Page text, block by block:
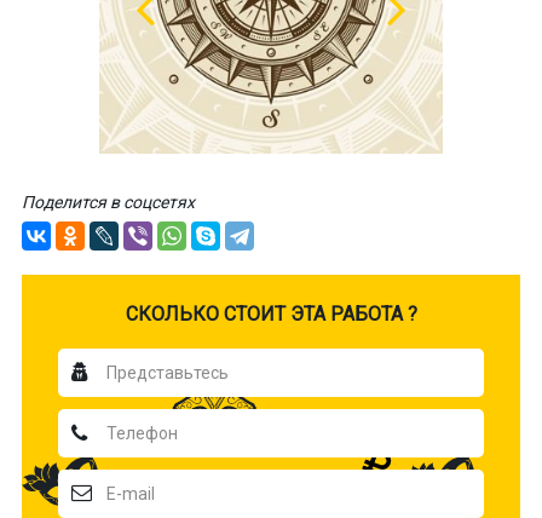
Поделится в соцсетях
CКОЛЬКО СТОИТ ЭТА РАБОТА ?